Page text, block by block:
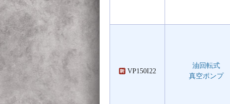
VP150I22
油回転式
真空ポンプ